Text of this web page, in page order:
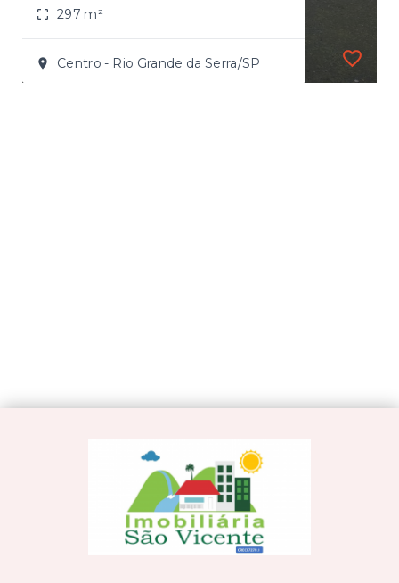
297 m²
Centro - Rio Grande da Serra/SP